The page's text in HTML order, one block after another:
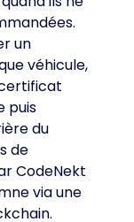
un
véhicule,
puis
du
de
CodeNekt
via une